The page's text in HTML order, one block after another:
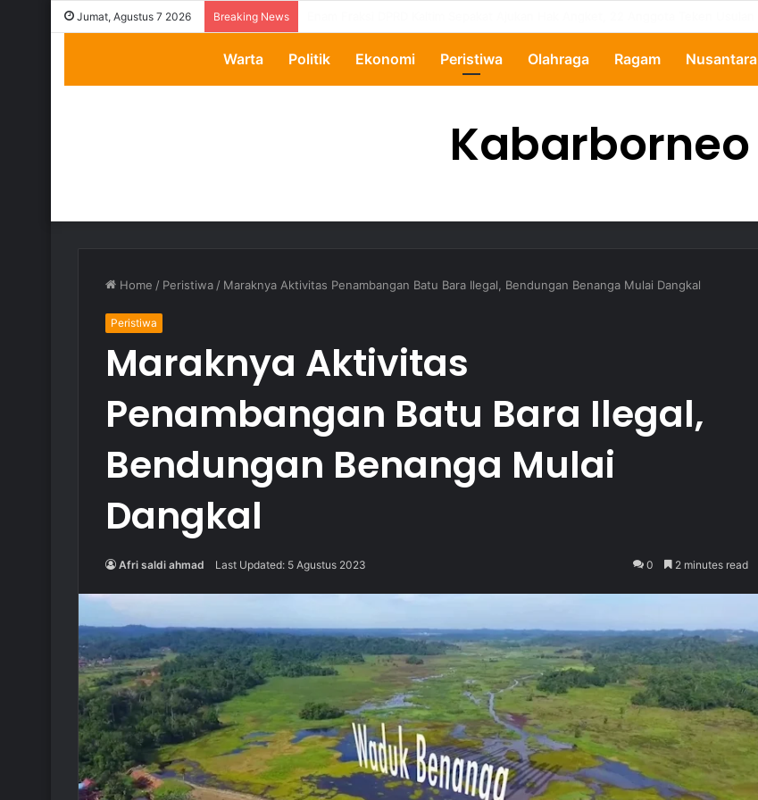
Jumat, Agustus 7 2026 Breaking News
Warta Politik Ekonomi Peristiwa Olahraga Ragam Nusantara
Kabarborneo
Home / Peristiwa / Maraknya Aktivitas Penambangan Batu Bara Ilegal, Bendungan Benanga Mulai Dangkal
Peristiwa
Maraknya Aktivitas
Penambangan Batu Bara Ilegal,
Bendungan Benanga Mulai
Dangkal
Afri saldi ahmad Last Updated: 5 Agustus 2023 0 2 minutes read